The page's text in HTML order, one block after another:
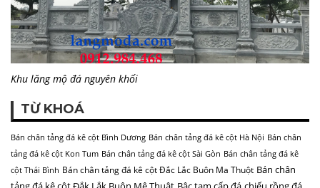
Khu lăng mộ đá nguyên khối
TỪ KHOÁ
Bán chân tảng đá kê cột Bình Dương Bán chân tảng đá kê cột Hà Nội Bán chân
tảng đá kê cột Kon Tum Bán chân tảng đá kê cột Sài Gòn Bán chân tảng đá kê
cột Thái Bình Bán chân tảng đá kê cột Đắc Lắc Buôn Ma Thuột Bán chân